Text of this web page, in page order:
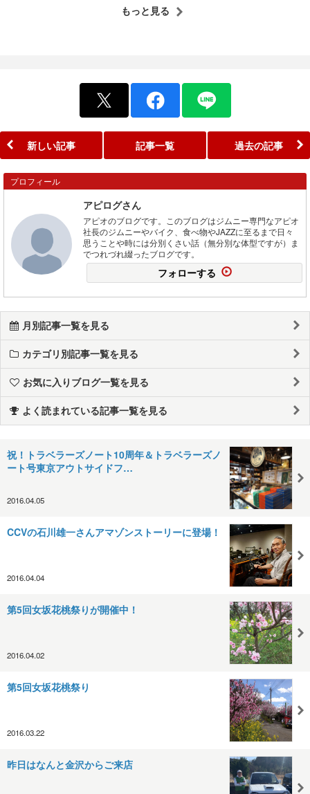
もっと見る
新しい記事 記事一覧 過去の記事
プロフィール
アピログさん
アピオのブログです。このブログはジムニー専門なアピオ
社長のジムニーやバイク、食べ物やJAZZに至るまで日々
思うことや時には分別くさい話（無分別な体型ですが）ま
でつれづれ綴ったブログです。
フォローする
月別記事一覧を見る
カテゴリ別記事一覧を見る
お気に入りブログ一覧を見る
よく読まれている記事一覧を見る
祝！トラベラーズノート10周年＆トラベラーズノ
ート号東京アウトサイドフ…
2016.04.05
CCVの石川雄一さんアマゾンストーリーに登場！
2016.04.04
第5回女坂花桃祭りが開催中！
2016.04.02
第5回女坂花桃祭り
2016.03.22
昨日はなんと金沢からご来店